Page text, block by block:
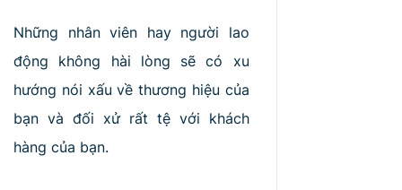
Những nhân viên hay người lao
động không hài lòng sẽ có xu
hướng nói xấu về thương hiệu của
bạn và đối xử rất tệ với khách
hàng của bạn.